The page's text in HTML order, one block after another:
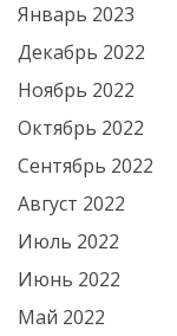
Январь 2023
Декабрь 2022
Ноябрь 2022
Октябрь 2022
Сентябрь 2022
Август 2022
Июль 2022
Июнь 2022
Май 2022